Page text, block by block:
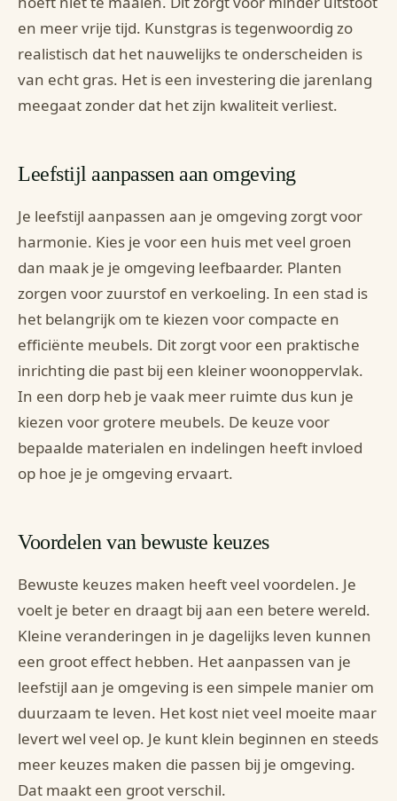
en meer vrije tijd. Kunstgras is tegenwoordig zo
realistisch dat het nauwelijks te onderscheiden is
van echt gras. Het is een investering die jarenlang
meegaat zonder dat het zijn kwaliteit verliest.
Leefstijl aanpassen aan omgeving
Je leefstijl aanpassen aan je omgeving zorgt voor
harmonie. Kies je voor een huis met veel groen
dan maak je je omgeving leefbaarder. Planten
zorgen voor zuurstof en verkoeling. In een stad is
het belangrijk om te kiezen voor compacte en
efficiënte meubels. Dit zorgt voor een praktische
inrichting die past bij een kleiner woonoppervlak.
In een dorp heb je vaak meer ruimte dus kun je
kiezen voor grotere meubels. De keuze voor
bepaalde materialen en indelingen heeft invloed
op hoe je je omgeving ervaart.
Voordelen van bewuste keuzes
Bewuste keuzes maken heeft veel voordelen. Je
voelt je beter en draagt bij aan een betere wereld.
Kleine veranderingen in je dagelijks leven kunnen
een groot effect hebben. Het aanpassen van je
leefstijl aan je omgeving is een simpele manier om
duurzaam te leven. Het kost niet veel moeite maar
levert wel veel op. Je kunt klein beginnen en steeds
meer keuzes maken die passen bij je omgeving.
Dat maakt een groot verschil.